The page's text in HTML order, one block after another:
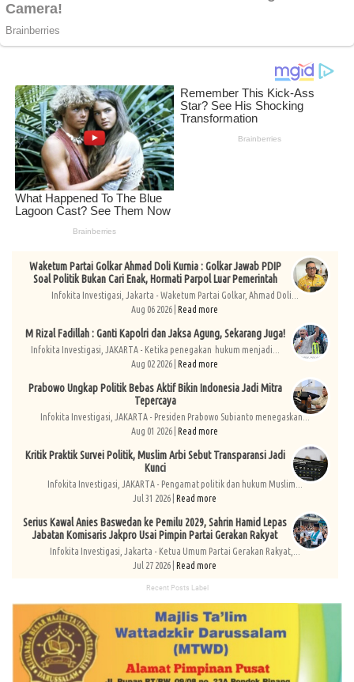
Waketum Partai Golkar Ahmad Doli Kurnia : Golkar Jawab PDIP
Soal Politik Bukan Cari Enak, Hormati Parpol Luar Pemerintah
Infokita Investigasi, Jakarta - Waketum Partai Golkar, Ahmad Doli...
Aug 06 2026 | Read more
M Rizal Fadillah : Ganti Kapolri dan Jaksa Agung, Sekarang Juga!
Infokita Investigasi, JAKARTA - Ketika penegakan hukum menjadi...
Aug 02 2026 | Read more
Prabowo Ungkap Politik Bebas Aktif Bikin Indonesia Jadi Mitra
Tepercaya
Infokita Investigasi, JAKARTA - Presiden Prabowo Subianto menegaskan...
Aug 01 2026 | Read more
Kritik Praktik Survei Politik, Muslim Arbi Sebut Transparansi Jadi
Kunci
Infokita Investigasi, JAKARTA - Pengamat politik dan hukum Muslim...
Jul 31 2026 | Read more
Serius Kawal Anies Baswedan ke Pemilu 2029, Sahrin Hamid Lepas
Jabatan Komisaris Jakpro Usai Pimpin Partai Gerakan Rakyat
Infokita Investigasi, Jakarta - Ketua Umum Partai Gerakan Rakyat,...
Jul 27 2026 | Read more
Recent Posts Label